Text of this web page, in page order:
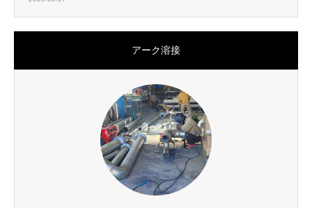
アーク溶接